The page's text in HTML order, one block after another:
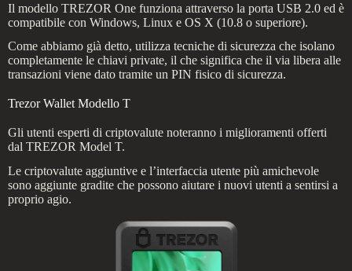
Il modello TREZOR One funziona attraverso la porta USB 2.0 ed è
compatibile con Windows, Linux e OS X (10.8 o superiore).
Come abbiamo già detto, utilizza tecniche di sicurezza che isolano
completamente le chiavi private, il che significa che il via libera alle
transazioni viene dato tramite un PIN fisico di sicurezza.
Trezor Wallet Modello T
Gli utenti esperti di criptovalute noteranno i miglioramenti offerti
dal TREZOR Model T.
Le criptovalute aggiuntive e l’interfaccia utente più amichevole
sono aggiunte gradite che possono aiutare i nuovi utenti a sentirsi a
proprio agio.